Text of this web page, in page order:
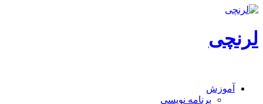
لرنچی
آموزش
برنامه نویسی